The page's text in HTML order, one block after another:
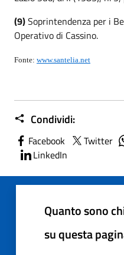
(9)Soprintendenza per i
Operativo di Cassino.
Fonte: www.santelia.net
Condividi:
Facebook Twitter
LinkedIn
Quanto sono
su questa